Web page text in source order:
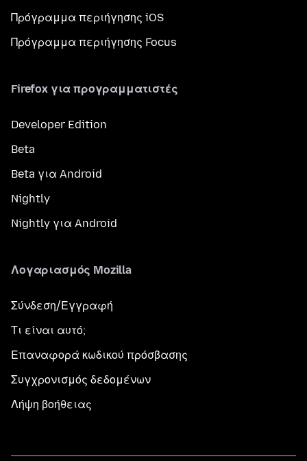
Πρόγραμμα περιήγησης iOS
Πρόγραμμα περιήγησης Focus
Firefox για προγραμματιστές
Developer Edition
Beta
Beta για Android
Nightly
Nightly για Android
Λογαριασμός Mozilla
Σύνδεση/Εγγραφή
Τι είναι αυτό;
Επαναφορά κωδικού πρόσβασης
Συγχρονισμός δεδομένων
Λήψη βοήθειας